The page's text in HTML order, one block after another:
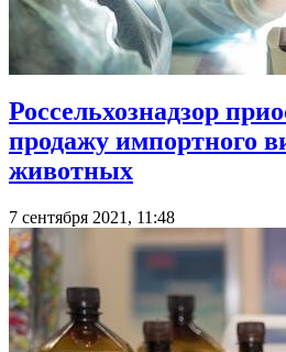
Россельхознадзор
продажу импортного
животных
7 сентября 2021, 11:48